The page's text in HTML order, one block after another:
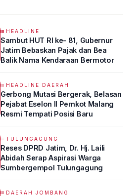
HEADLINE
Sambut HUT RI ke- 81, Gubernur
Jatim Bebaskan Pajak dan Bea
Balik Nama Kendaraan Bermotor
HEADLINE DAERAH
Gerbong Mutasi Bergerak, Belasan
Pejabat Eselon II Pemkot Malang
Resmi Tempati Posisi Baru
TULUNGAGUNG
Reses DPRD Jatim, Dr. Hj. Laili
Abidah Serap Aspirasi Warga
Sumbergempol Tulungagung
DAERAH JOMBANG